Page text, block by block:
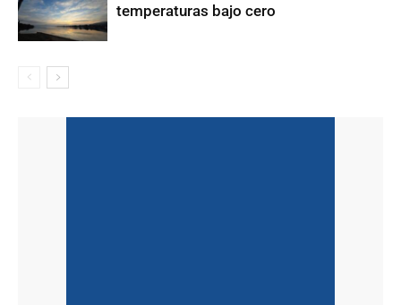
temperaturas bajo cero